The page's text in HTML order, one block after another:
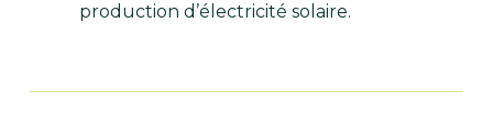
production d’électricité solaire.